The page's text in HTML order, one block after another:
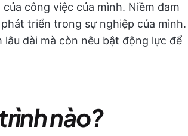
công việc của mình. Niềm đam
triển trong sự nghiệp của mình.
dài mà còn nêu bật động lực để
nào?